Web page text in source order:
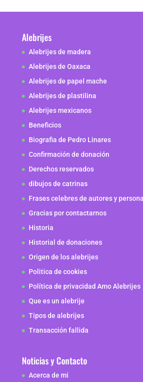
Alebrijes
Alebrijes de madera
Alebrijes de Oaxaca
Alebrijes de papel mache
Alebrijes de plastilina
Alebrijes mexicanos
Beneficios
Biografia de Pedro Linares
Confirmación de donación
Derechos reservados
dibujos de catrinas
Frases celebres de autores y
Gracias por contactarnos
Historia
Historial de donaciones
Origen de los alebrijes
Politica de cookies
Política de privacidad Amo Alebrijes
Que es un alebrije
Tipos de alebrijes
Transacción fallida
Noticias y Contacto
Acerca de mi